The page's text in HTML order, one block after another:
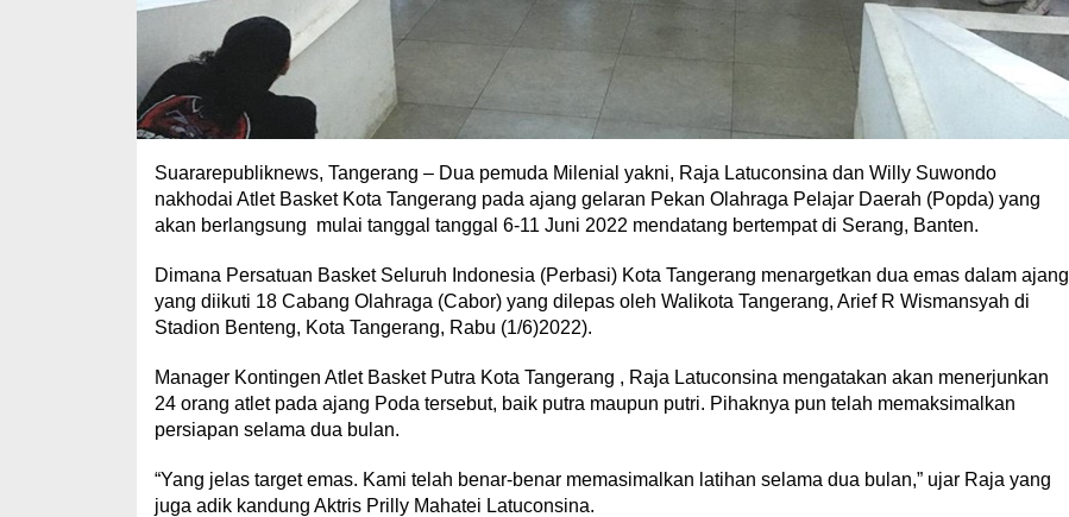
Suararepubliknews, Tangerang – Dua pemuda Milenial yakni, Raja Latuconsina dan Willy Suwondo
nakhodai Atlet Basket Kota Tangerang pada ajang gelaran Pekan Olahraga Pelajar Daerah (Popda) yang
akan berlangsung mulai tanggal tanggal 6-11 Juni 2022 mendatang bertempat di Serang, Banten.
Dimana Persatuan Basket Seluruh Indonesia (Perbasi) Kota Tangerang menargetkan dua emas dalam ajang
yang diikuti 18 Cabang Olahraga (Cabor) yang dilepas oleh Walikota Tangerang, Arief R Wismansyah di
Stadion Benteng, Kota Tangerang, Rabu (1/6)2022).
Manager Kontingen Atlet Basket Putra Kota Tangerang , Raja Latuconsina mengatakan akan menerjunkan
24 orang atlet pada ajang Poda tersebut, baik putra maupun putri. Pihaknya pun telah memaksimalkan
persiapan selama dua bulan.
“Yang jelas target emas. Kami telah benar-benar memasimalkan latihan selama dua bulan,” ujar Raja yang
juga adik kandung Aktris Prilly Mahatei Latuconsina.